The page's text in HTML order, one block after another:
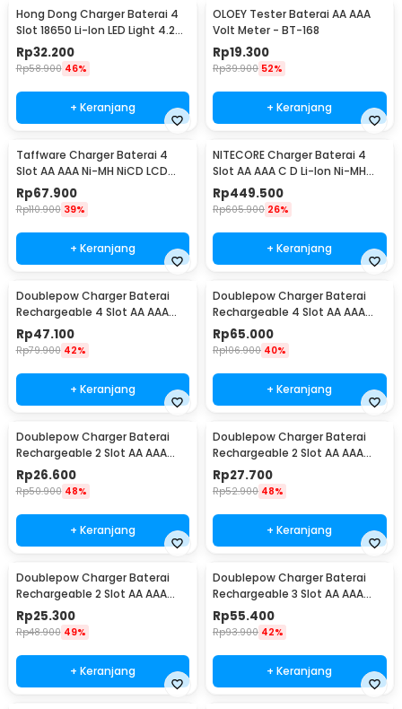
Hong Dong Charger Baterai 4
Slot 18650 Li-Ion LED Light 4.2V
1200mA - MS-404A
Rp32.200
Rp58.900 46%
+ Keranjang
OLOEY Tester Baterai AA AAA
Volt Meter - BT-168
Rp19.300
Rp39.900 52%
+ Keranjang
Taffware Charger Baterai 4
Slot AA AAA Ni-MH NiCD LCD
Display - C903W
Rp67.900
Rp110.900 39%
+ Keranjang
NITECORE Charger Baterai 4
Slot AA AAA C D Li-Ion Ni-MH
LCD Display - UM4
Rp449.500
Rp605.900 26%
+ Keranjang
Doublepow Charger Baterai
Rechargeable 4 Slot AA AAA
with AA 4 PCS - DP-B02
Rp47.100
Rp79.900 42%
+ Keranjang
Doublepow Charger Baterai
Rechargeable 4 Slot AA AAA
with AAA 4 PCS - DP-B02
Rp65.000
Rp106.900 40%
+ Keranjang
Doublepow Charger Baterai
Rechargeable 2 Slot AA AAA
with AAA 2 PCS - DP-B01
Rp26.600
Rp50.900 48%
+ Keranjang
Doublepow Charger Baterai
Rechargeable 2 Slot AA AAA
with AA 2 PCS - DP-B01 1200
Rp27.700
Rp52.900 48%
+ Keranjang
Doublepow Charger Baterai
Rechargeable 2 Slot AA AAA
with AA 2 PCS - DP-B01 800
Rp25.300
Rp48.900 49%
+ Keranjang
Doublepow Charger Baterai
Rechargeable 3 Slot AA AAA
with AAA 3 PCS - DP-B33
Rp55.400
Rp93.900 42%
+ Keranjang